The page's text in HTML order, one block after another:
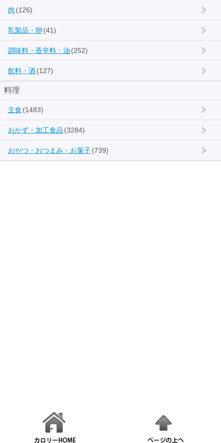
肉 (126)
乳製品・卵 (41)
調味料・香辛料・油 (252)
飲料・酒(127)
料理
主食 (1483)
おかず・加工食品 (3284)
おやつ・おつまみ・お菓子(739)